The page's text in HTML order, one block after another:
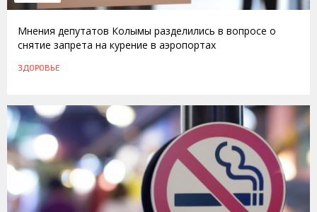
Мнения депутатов Колымы разделились в вопросе о
снятие запрета на курение в аэропортах
ЗДОРОВЬЕ